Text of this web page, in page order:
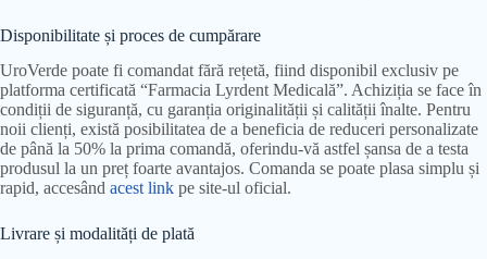
Disponibilitate și proces de cumpărare
UroVerde poate fi comandat fără rețetă, fiind disponibil exclusiv pe
platforma certificată “Farmacia Lyrdent Medicală”. Achiziția se face în
condiții de siguranță, cu garanția originalității și calității înalte. Pentru
noii clienți, există posibilitatea de a beneficia de reduceri personalizate
de până la 50% la prima comandă, oferindu-vă astfel șansa de a testa
produsul la un preț foarte avantajos. Comanda se poate plasa simplu și
rapid, accesând acest link pe site-ul oficial.
Livrare și modalități de plată